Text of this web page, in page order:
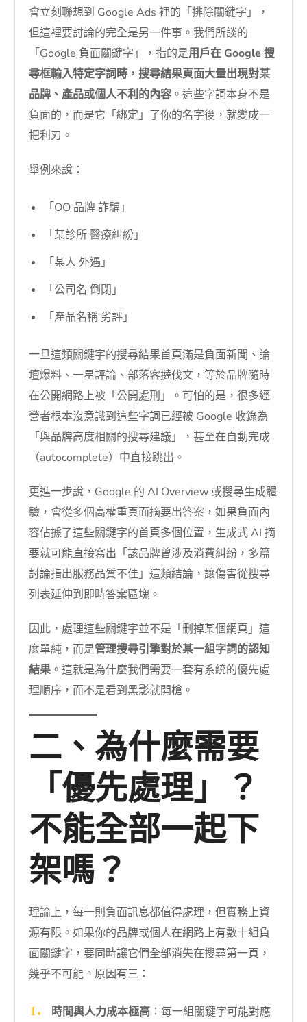
會立刻聯想到 Google Ads 裡的「排除關鍵字」，
但這裡要討論的完全是另一件事。我們所談的
「Google 負面關鍵字」，指的是用戶在 Google 搜
尋框輸入特定字詞時，搜尋結果頁面大量出現對某
品牌、產品或個人不利的內容 。這些字詞本身不是
負面的，而是它「綁定」了你的名字後，就變成一
把利刃。
舉例來說：
「OO 品牌 詐騙」
「某診所 醫療糾紛」
「某人 外遇」
「公司名 倒閉」
「產品名稱 劣評」
一旦這類關鍵字的搜尋結果首頁滿是負面新聞、論
壇爆料、一星評論、部落客撻伐文，等於品牌隨時
在公開網路上被「公開處刑」。可怕的是，很多經
營者根本沒意識到這些字詞已經被 Google 收錄為
「與品牌高度相關的搜尋建議」，甚至在自動完成
（autocomplete）中直接跳出。
更進一步說，Google 的 AI Overview 或搜尋生成體
驗，會從多個高權重頁面摘要出答案，如果負面內
容佔據了這些關鍵字的首頁多個位置，生成式 AI 摘
要就可能直接寫出「該品牌曾涉及消費糾紛，多篇
討論指出服務品質不佳」這類結論，讓傷害從搜尋
列表延伸到即時答案區塊。
因此，處理這些關鍵字並不是「刪掉某個網頁」這
麼單純，而是管理搜尋引擎對於某一組字詞的認知
結果 。這就是為什麼我們需要一套有系統的優先處
理順序，而不是看到黑影就開槍。
二、為什麼需要
「優先處理」？
不能全部一起下
架嗎？
理論上，每一則負面訊息都值得處理，但實務上資
源有限。如果你的品牌或個人在網路上有數十組負
面關鍵字，要同時讓它們全部消失在搜尋第一頁，
幾乎不可能。原因有三：
時間與人力成本極高：每一組關鍵字可能對應